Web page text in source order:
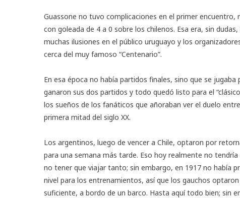
Guassone no tuvo complicaciones en el primer
con goleada de 4 a 0 sobre los chilenos. Esa era, sin
muchas ilusiones en el público uruguayo y los
cerca del muy famoso “Centenario”.
En esa época no había partidos finales, sino que se
ganaron sus dos partidos y todo quedó listo para el
los sueños de los fanáticos que añoraban ver el duelo
primera mitad del siglo XX.
Los argentinos, luego de vencer a Chile, optaron por
para una semana más tarde. Eso hoy realmente no
no tener que viajar tanto; sin embargo, en 1917 no había
nivel para los entrenamientos, así que los gauchos
suficiente, a bordo de un barco. Hasta aquí todo bien; sin